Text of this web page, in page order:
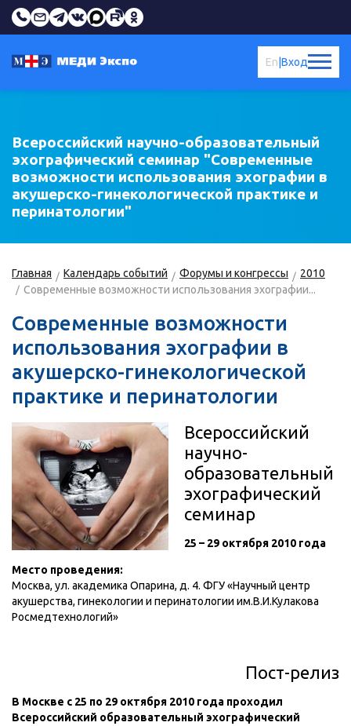
Вход
En
Всероссийский научно-образовательный
эхографический семинар "Современные
возможности использования эхографии в
акушерско-гинекологической практике и
перинатологии"
Главная Календарь событий Форумы и конгрессы
2010
Современные возможности использования эхографии...
Современные возможности
использования эхографии в
акушерско-гинекологической
практике и перинатологии
Всероссийский
научно-
образовательный
эхографический
семинар
25 – 29 октября 2010 года
Место проведения:
Москва, ул. академика Опарина, д. 4. ФГУ «Научный центр
акушерства, гинекологии и перинатологии им.В.И.Кулакова
Росмедтехнологий»
Пост-релиз
В Москве с 25 по 29 октября 2010 года проходил
Всероссийский образовательный эхографический